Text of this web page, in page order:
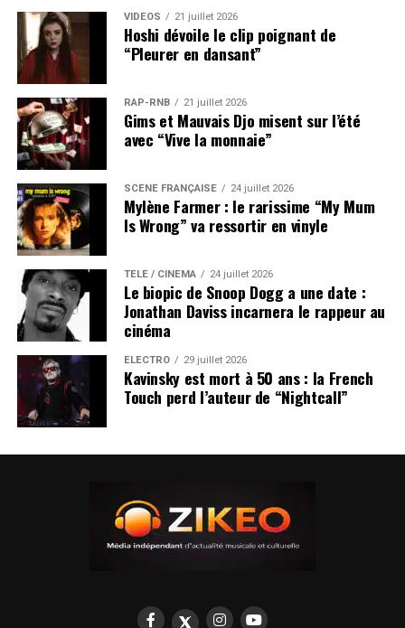
VIDEOS 21 juillet 2026
Hoshi dévoile le clip poignant de
“Pleurer en dansant”
RAP-RNB 21 juillet 2026
Gims et Mauvais Djo misent sur l’été
avec “Vive la monnaie”
SCÈNE FRANÇAISE 24 juillet 2026
Mylène Farmer : le rarissime “My Mum
Is Wrong” va ressortir en vinyle
TÉLÉ / CINÉMA 24 juillet 2026
Le biopic de Snoop Dogg a une date :
Jonathan Daviss incarnera le rappeur au
cinéma
ÉLECTRO 29 juillet 2026
Kavinsky est mort à 50 ans : la French
Touch perd l’auteur de “Nightcall”